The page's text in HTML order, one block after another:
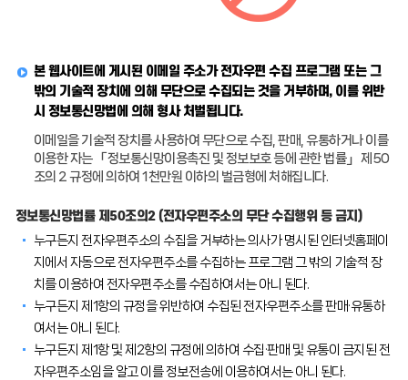
본 웹사이트에 게시된 이메일 주소가 전자우편 수집 프로그램 또는 그
밖의 기술적 장치에 의해 무단으로 수집되는 것을 거부하며, 이를 위반
시 정보통신망법에 의해 형사 처벌됩니다.
이메일을 기술적 장치를 사용하여 무단으로 수집, 판매, 유통하거나 이를
이용한 자는 「정보통신망이용촉진 및 정보보호 등에 관한 법률」 제50
조의 2 규정에 의하여 1천만원 이하의 벌금형에 처해집니다.
정보통신망법률 제50조의2 (전자우편주소의 무단 수집행위 등 금지)
누구든지 전자우편주소의 수집을 거부하는 의사가 명시된 인터넷홈페이
지에서 자동으로 전자우편주소를 수집하는 프로그램 그 밖의 기술적 장
치를 이용하여 전자우편주소를 수집하여서는 아니 된다.
누구든지 제1항의 규정을 위반하여 수집된 전자우편주소를 판매·유통하
여서는 아니 된다.
누구든지 제1항 및 제2항의 규정에 의하여 수집·판매 및 유통이 금지된 전
자우편주소임을 알고 이를 정보전송에 이용하여서는 아니 된다.